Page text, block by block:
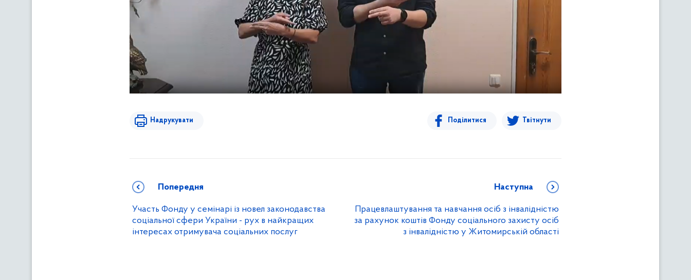
Надрукувати Поділитися Твітнути
Попередня
Участь Фонду у семінарі із новел законодавства
соціальної сфери України - рух в найкращих
інтересах отримувача соціальних послуг
Наступна
Працевлаштування та навчання осіб з інвалідністю
за рахунок коштів Фонду соціального захисту осіб
з інвалідністю у Житомирській області